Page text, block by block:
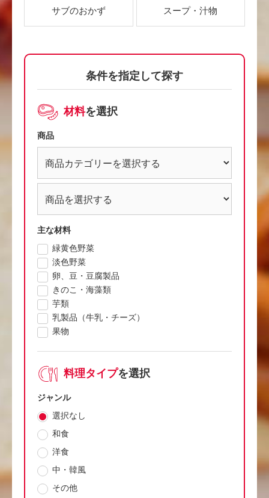
サブのおかず スープ・汁物
条件を指定して探す
材料を選択
商品
主な材料
緑黄色野菜
淡色野菜
卵、豆・豆腐製品
きのこ・海藻類
芋類
乳製品（牛乳・チーズ）
果物
料理タイプを選択
ジャンル
選択なし
和食
洋食
中・韓風
その他